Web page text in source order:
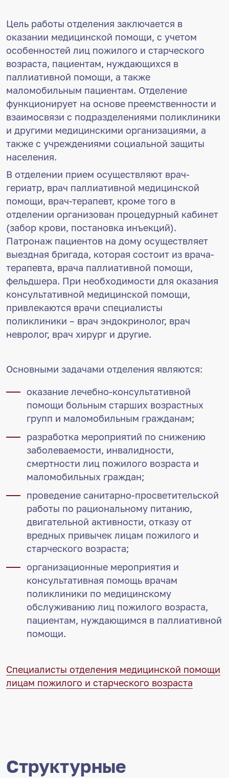
Цель работы отделения заключается в
оказании медицинской помощи, с учетом
особенностей лиц пожилого и старческого
возраста, пациентам, нуждающихся в
паллиативной помощи, а также
маломобильным пациентам. Отделение
функционирует на основе преемственности и
взаимосвязи с подразделениями поликлиники
и другими медицинскими организациями, а
также с учреждениями социальной защиты
населения.
В отделении прием осуществляют врач-
гериатр, врач паллиативной медицинской
помощи, врач-терапевт, кроме того в
отделении организован процедурный кабинет
(забор крови, постановка инъекций).
Патронаж пациентов на дому осуществляет
выездная бригада, которая состоит из врача-
терапевта, врача паллиативной помощи,
фельдшера. При необходимости для оказания
консультативной медицинской помощи,
привлекаются врачи специалисты
поликлиники – врач эндокринолог, врач
невролог, врач хирург и другие.
Основными задачами отделения являются:
оказание лечебно-консультативной
помощи больным старших возрастных
групп и маломобильным гражданам;
разработка мероприятий по снижению
заболеваемости, инвалидности,
смертности лиц пожилого возраста и
маломобильных граждан;
проведение санитарно-просветительской
работы по рациональному питанию,
двигательной активности, отказу от
вредных привычек лицам пожилого и
старческого возраста;
организационные мероприятия и
консультативная помощь врачам
поликлиники по медицинскому
обслуживанию лиц пожилого возраста,
пациентам, нуждающимся в паллиативной
помощи.
Специалисты отделения медицинской помощи
лицам пожилого и старческого возраста
Структурные